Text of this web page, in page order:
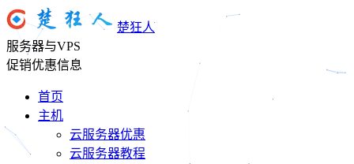
楚狂人
服务器与VPS
促销优惠信息
首页
主机
云服务器优惠
云服务器教程